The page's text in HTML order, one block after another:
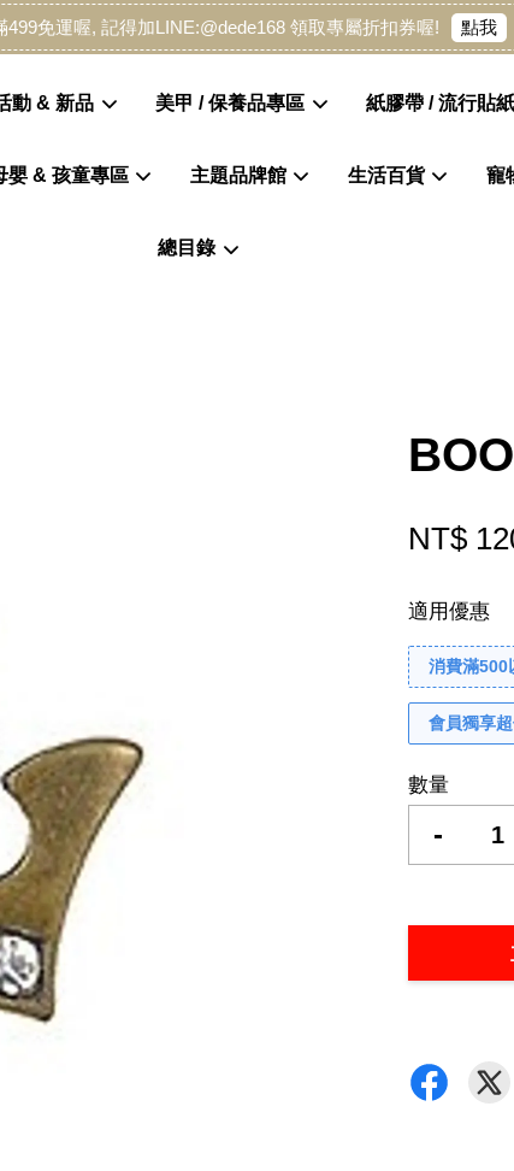
499免運喔, 記得加LINE:@dede168 領取專屬折扣券喔! 點我
動 & 新品 美甲 / 保養品專區 紙膠帶 / 流行貼
嬰 & 孩童專區 主題品牌館 生活百貨 寵
總目錄
NT$
適用優惠
消費滿500
會員獨享
數量
-